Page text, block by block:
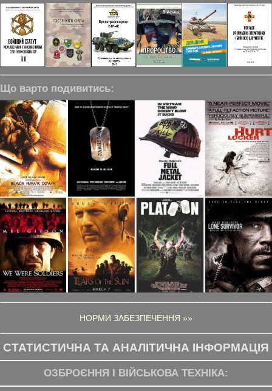
Що варто подивитись:
НОРМИ ЗАБЕЗПЕЧЕННЯ »»
СТАТИСТИЧНА ТА АНАЛІТИЧНА ІНФОРМАЦІЯ
ОЗБРОЄННЯ І ВІЙСЬКОВА ТЕХНІКА: